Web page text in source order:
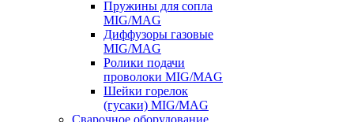
Пружины для сопла
MIG/MAG
Диффузоры газовые
MIG/MAG
Ролики подачи
проволоки MIG/MAG
Шейки горелок
(гусаки) MIG/MAG
Сварочное оборудование